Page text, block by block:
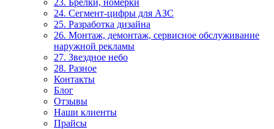
23. Брелки, номерки
24. Сегмент-цифры для АЗС
25. Разработка дизайна
26. Монтаж, демонтаж, сервисное обслуживание
наружной рекламы
27. Звездное небо
28. Разное
Контакты
Блог
Отзывы
Наши клиенты
Прайсы